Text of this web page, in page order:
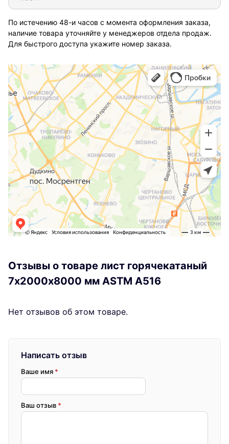
По истечению 48-и часов с момента оформления заказа,
наличие товара уточняйте у менеджеров отдела продаж.
Для быстрого доступа укажите номер заказа.
Отзывы о товаре лист горячекатаный
7х2000х8000 мм ASTM A516
Нет отзывов об этом товаре.
Написать отзыв
Ваше имя *
Ваш отзыв *